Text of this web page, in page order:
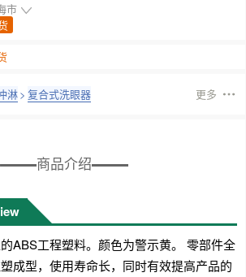
市
淋> 复合式洗眼器 更多
商品介绍
ABS工程塑料。颜色为警示黄。 零部件全
成型，使用寿命长，同时有效提高产品的